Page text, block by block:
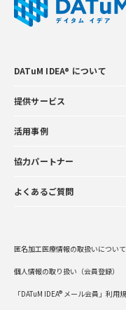
DATuM IDEA® について
提供サービス
活用事例
協力パートナー
よくあるご質問
匿名加工医療情報の取扱いについて
個人情報の取り扱い（会員登録）
「DATuM IDEA® メール会員」利用